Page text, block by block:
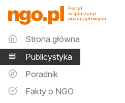
Publicystyka -
Portal
organizacji
pozarządowych
Menu główne
Strona główna
Publicystyka
Poradnik
Fakty o NGO